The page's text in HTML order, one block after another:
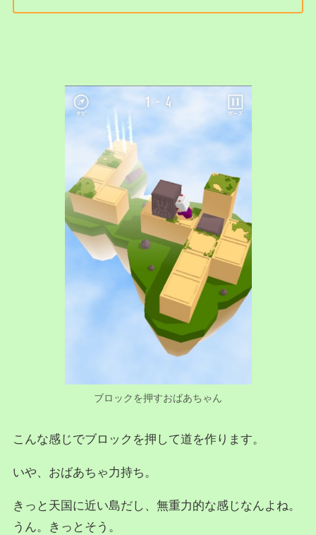
ブロックを押すおばあちゃん
こんな感じでブロックを押して道を作ります。
いや、おばあちゃ力持ち。
きっと天国に近い島だし、無重力的な感じなんよね。
うん。きっとそう。